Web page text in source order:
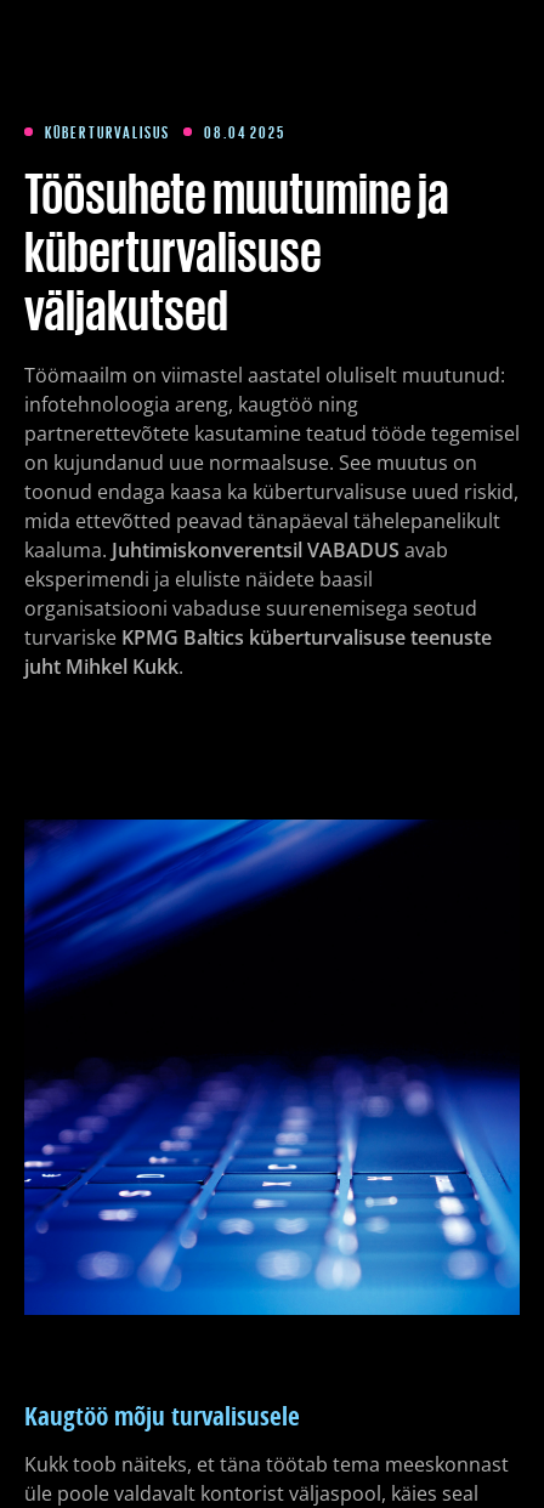
Paketid
Meist
Artiklid
Kontakt
Est Eng Fin
KÜBERTURVALISUS 08.04 2025
Töösuhete muutumine ja
küberturvalisuse
väljakutsed
Töömaailm on viimastel aastatel oluliselt muutunud:
infotehnoloogia areng, kaugtöö ning
partnerettevõtete kasutamine teatud tööde tegemisel
on kujundanud uue normaalsuse. See muutus on
toonud endaga kaasa ka küberturvalisuse uued riskid,
mida ettevõtted peavad tänapäeval tähelepanelikult
kaaluma. Juhtimiskonverentsil VABADUS avab
eksperimendi ja eluliste näidete baasil
organisatsiooni vabaduse suurenemisega seotud
turvariske KPMG Baltics küberturvalisuse teenuste
juht Mihkel Kukk.
Kaugtöö mõju turvalisusele
Kukk toob näiteks, et täna töötab tema meeskonnast
üle poole valdavalt kontorist väljaspool, käies seal